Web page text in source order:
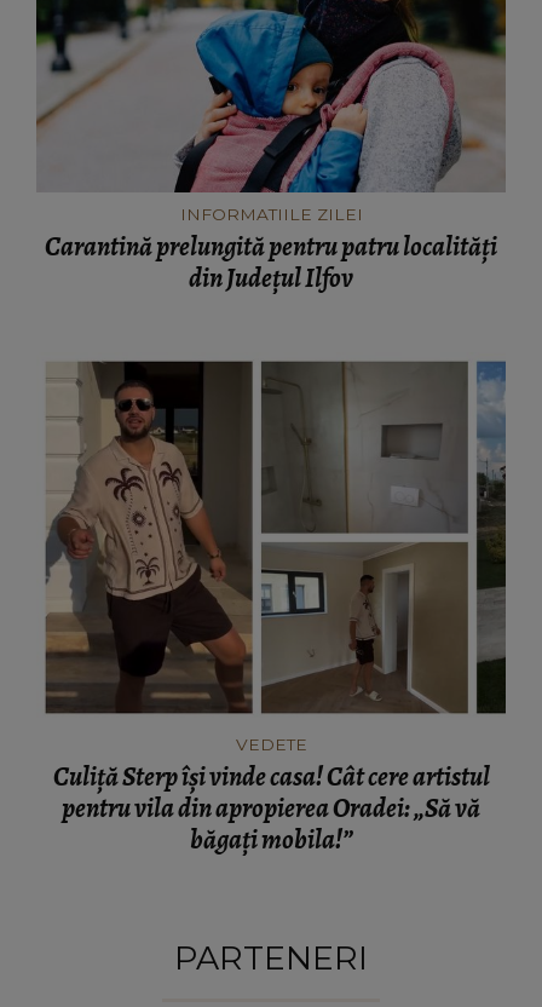
INFORMATIILE ZILEI
Carantină prelungită pentru patru localități
din Județul Ilfov
VEDETE
Culiță Sterp își vinde casa! Cât cere artistul
pentru vila din apropierea Oradei: „Să vă
băgați mobila!”
PARTENERI